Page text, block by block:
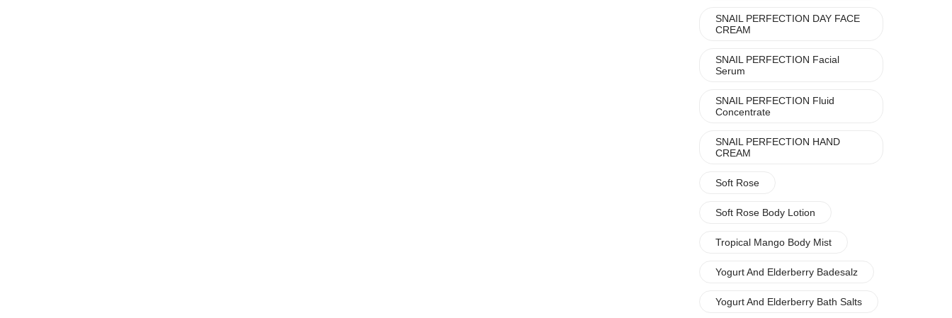
SNAIL PERFECTION DAY FACE
CREAM
SNAIL PERFECTION Facial
Serum
SNAIL PERFECTION Fluid
Concentrate
SNAIL PERFECTION HAND
CREAM
Soft Rose
Soft Rose Body Lotion
Tropical Mango Body Mist
Yogurt And Elderberry Badesalz
Yogurt And Elderberry Bath Salts